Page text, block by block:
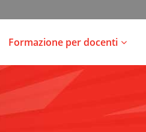
Formazione per docenti